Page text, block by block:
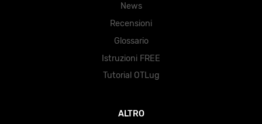
News
Recensioni
Glossario
Istruzioni FREE
Tutorial OTLug
ALTRO